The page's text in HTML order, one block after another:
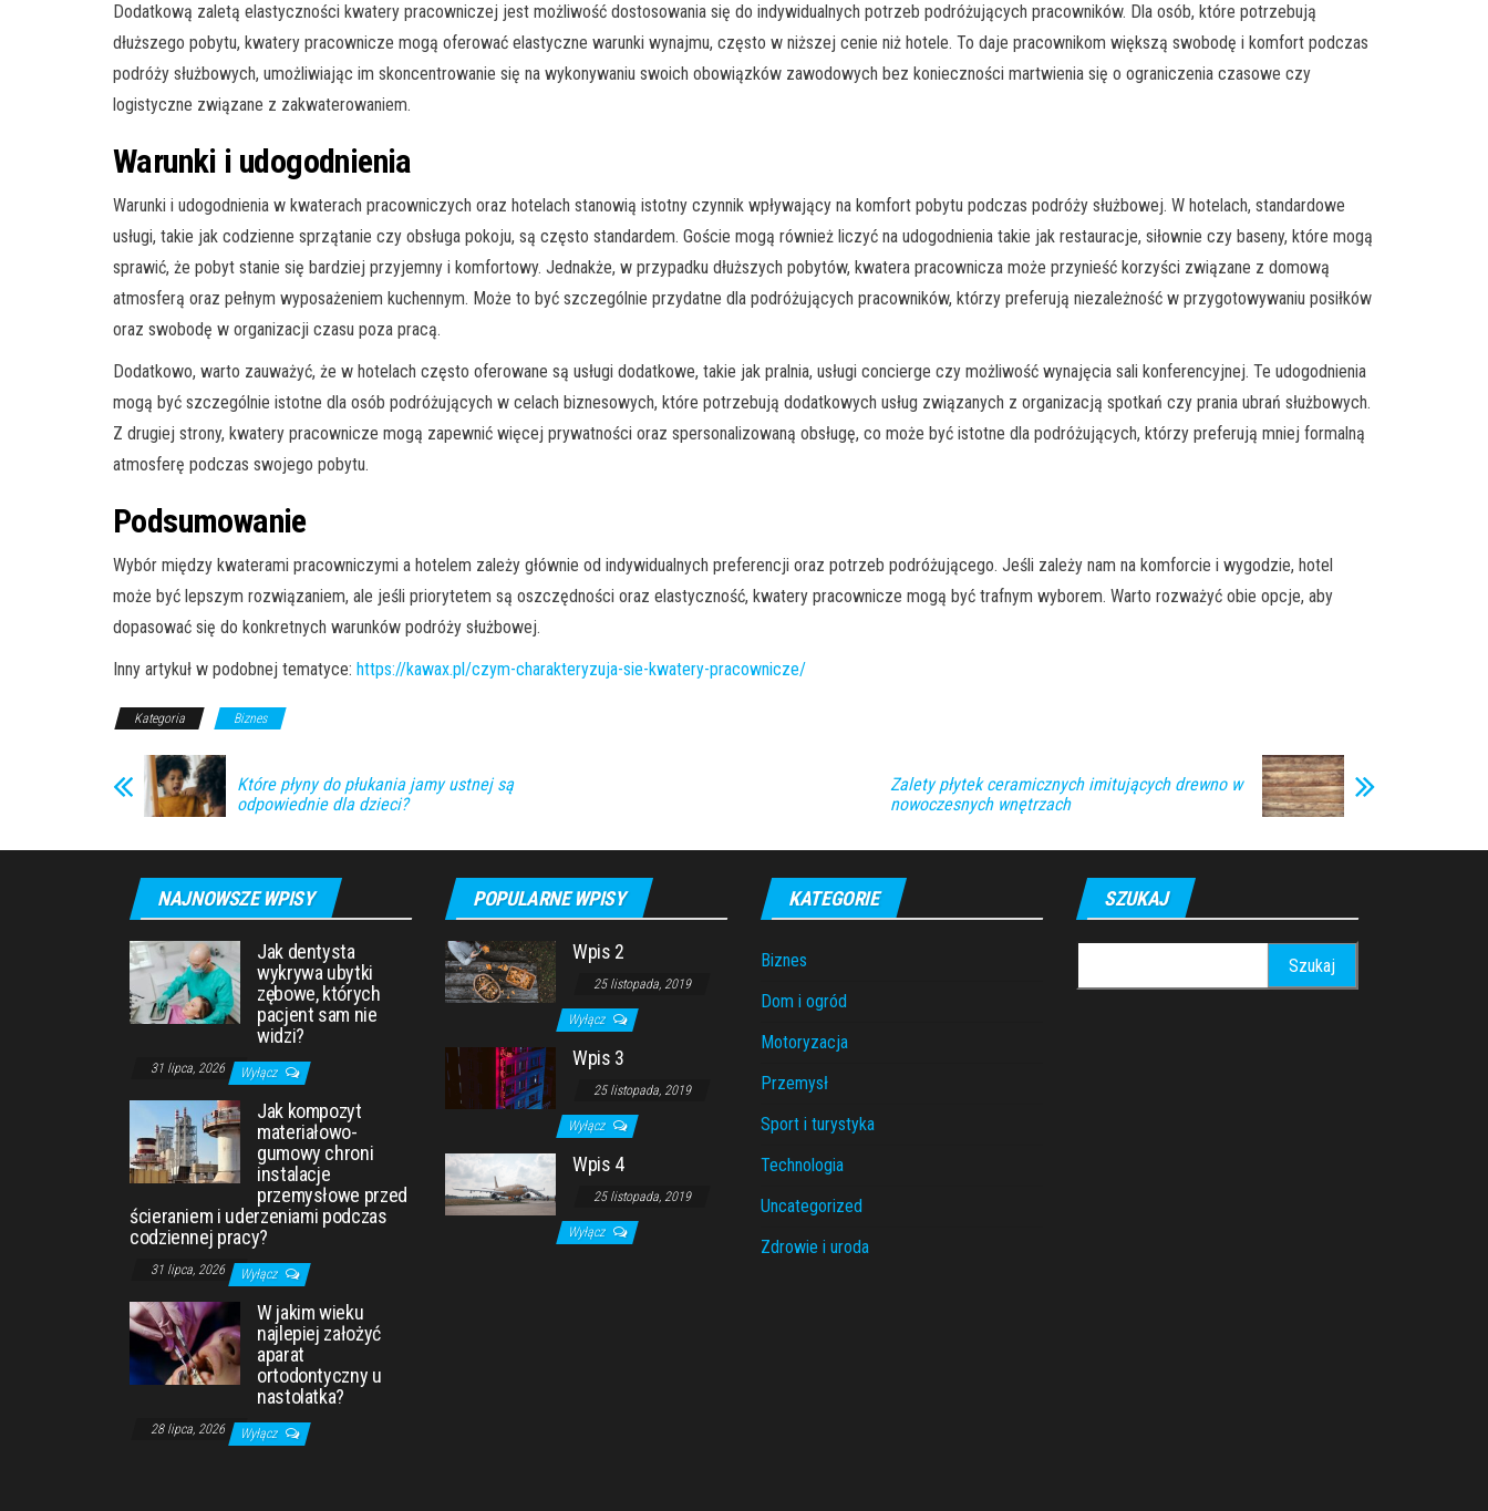
Dodatkową zaletą elastyczności kwatery pracowniczej jest możliwość dostosowania się do indywidualnych potrzeb podróżujących pracowników. Dla osób, które potrzebują
dłuższego pobytu, kwatery pracownicze mogą oferować elastyczne warunki wynajmu, często w niższej cenie niż hotele. To daje pracownikom większą swobodę i komfort podczas
podróży służbowych, umożliwiając im skoncentrowanie się na wykonywaniu swoich obowiązków zawodowych bez konieczności martwienia się o ograniczenia czasowe czy
logistyczne związane z zakwaterowaniem.
Warunki i udogodnienia
Warunki i udogodnienia w kwaterach pracowniczych oraz hotelach stanowią istotny czynnik wpływający na komfort pobytu podczas podróży służbowej. W hotelach, standardowe
usługi, takie jak codzienne sprzątanie czy obsługa pokoju, są często standardem. Goście mogą również liczyć na udogodnienia takie jak restauracje, siłownie czy baseny, które mogą
sprawić, że pobyt stanie się bardziej przyjemny i komfortowy. Jednakże, w przypadku dłuższych pobytów, kwatera pracownicza może przynieść korzyści związane z domową
atmosferą oraz pełnym wyposażeniem kuchennym. Może to być szczególnie przydatne dla podróżujących pracowników, którzy preferują niezależność w przygotowywaniu posiłków
oraz swobodę w organizacji czasu poza pracą.
Dodatkowo, warto zauważyć, że w hotelach często oferowane są usługi dodatkowe, takie jak pralnia, usługi concierge czy możliwość wynajęcia sali konferencyjnej. Te udogodnienia
mogą być szczególnie istotne dla osób podróżujących w celach biznesowych, które potrzebują dodatkowych usług związanych z organizacją spotkań czy prania ubrań służbowych.
Z drugiej strony, kwatery pracownicze mogą zapewnić więcej prywatności oraz spersonalizowaną obsługę, co może być istotne dla podróżujących, którzy preferują mniej formalną
atmosferę podczas swojego pobytu.
Podsumowanie
Wybór między kwaterami pracowniczymi a hotelem zależy głównie od indywidualnych preferencji oraz potrzeb podróżującego. Jeśli zależy nam na komforcie i wygodzie, hotel
może być lepszym rozwiązaniem, ale jeśli priorytetem są oszczędności oraz elastyczność, kwatery pracownicze mogą być trafnym wyborem. Warto rozważyć obie opcje, aby
dopasować się do konkretnych warunków podróży służbowej.
Inny artykuł w podobnej tematyce: https://kawax.pl/czym-charakteryzuja-sie-kwatery-pracownicze/
Kategoria Biznes
Które płyny do płukania jamy ustnej są
odpowiednie dla dzieci?
Zalety płytek ceramicznych imitujących drewno w
nowoczesnych wnętrzach
NAJNOWSZE WPISY
Jak dentysta
wykrywa ubytki
zębowe, których
pacjent sam nie
widzi?
31 lipca, 2026 Wyłącz
Jak kompozyt
materiałowo-
gumowy chroni
instalacje
przemysłowe przed
ścieraniem i uderzeniami podczas
codziennej pracy?
31 lipca, 2026 Wyłącz
W jakim wieku
najlepiej założyć
aparat
ortodontyczny u
nastolatka?
28 lipca, 2026 Wyłącz
POPULARNE WPISY
Wpis 2
25 listopada, 2019
Wyłącz
Wpis 3
25 listopada, 2019
Wyłącz
Wpis 4
25 listopada, 2019
Wyłącz
KATEGORIE
Biznes
Dom i ogród
Motoryzacja
Przemysł
Sport i turystyka
Technologia
Uncategorized
Zdrowie i uroda
SZUKAJ